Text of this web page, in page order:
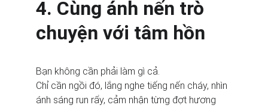
4. Cùng ánh nến trò
chuyện với tâm hồn
Bạn không cần phải làm gì cả.
Chỉ cần ngồi đó, lắng nghe tiếng nến cháy, nhìn
ánh sáng run rẩy, cảm nhận từng đợt hương